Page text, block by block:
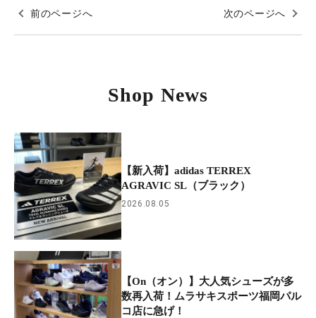
前のページへ 次のページへ
Shop News
【新入荷】adidas TERREX
AGRAVIC SL（ブラック）
2026.08.05
【On（オン）】大人気シューズが多
数再入荷！ムラサキスポーツ福岡パル
コ店に急げ！